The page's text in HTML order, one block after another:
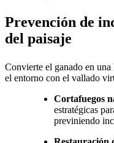
Prevención de
del paisaje
Convierte el ganado en
el entorno con el vallado
Cortafuegos
estratégicas
previniendo